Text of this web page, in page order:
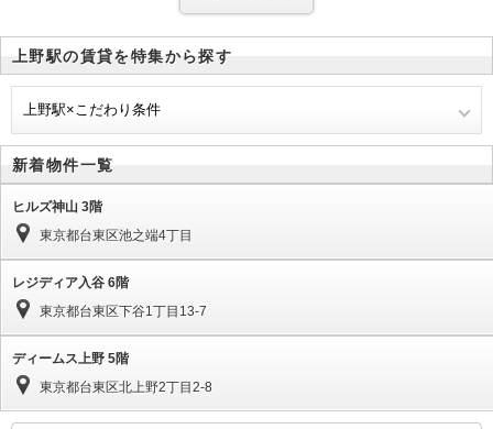
上野駅の賃貸を特集から探す
上野駅×こだわり条件
新着物件一覧
ヒルズ神山 3階
東京都台東区池之端4丁目
レジディア入谷 6階
東京都台東区下谷1丁目13-7
ディームス上野 5階
東京都台東区北上野2丁目2-8